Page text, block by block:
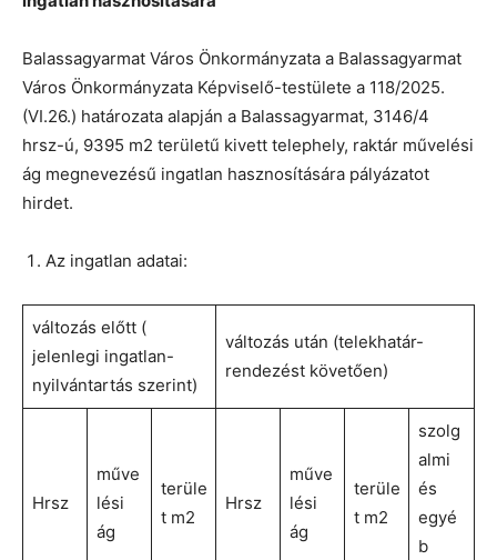
Balassagyarmat Város Önkormányzata a Balassagyarmat
Város Önkormányzata Képviselő-testülete a 118/2025.
(VI.26.) határozata alapján a Balassagyarmat, 3146/4
hrsz-ú, 9395 m2 területű kivett telephely, raktár művelési
ág megnevezésű ingatlan hasznosítására pályázatot
hirdet.
Az ingatlan adatai:
változás előtt (
jelenlegi ingatlan-
nyilvántartás szerint)
változás után (telekhatár-
rendezést követően)
Hrsz
műve
lési
ág
terüle
t m2
Hrsz
műve
lési
ág
terüle
t m2
szolg
almi
és
egyé
b